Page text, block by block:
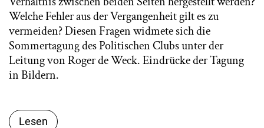
Welche Fehler aus der Vergangenheit gilt es zu
vermeiden? Diesen Fragen widmete sich die
Sommertagung des Politischen Clubs unter der
Leitung von Roger de Weck. Eindrücke der Tagung
in Bildern.
Lesen